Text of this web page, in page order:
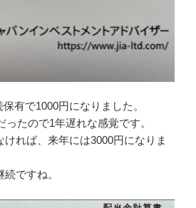
有で1000円になりました。
ったので1年遅れな感覚です。
れば、来年には3000円になりま
ですね。